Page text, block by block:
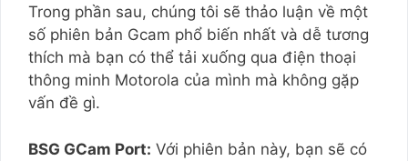
Trong phần sau, chúng tôi sẽ thảo luận về một
số phiên bản Gcam phổ biến nhất và dễ tương
thích mà bạn có thể tải xuống qua điện thoại
thông minh Motorola của mình mà không gặp
vấn đề gì.
BSG GCam Port: Với phiên bản này, bạn sẽ có